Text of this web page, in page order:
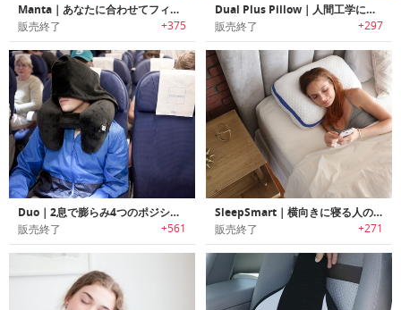
Manta｜あなたに合わせてフィットし光を完全に遮断する睡眠マスク「マンタ」
販売終了 +375
Dual Plus Pillow｜人間工学に基づいたデザインで様々な睡眠ポジションで快適に休める快眠ピロー「デュアルプラスピロー」
販売終了 +297
Duo｜2息で膨らみ4つのポジションを提供するトラベルピロー「デュオ」
販売終了 +561
SleepSmart｜横向きに寝る人のために開発された高さ調節可能なスマートピロー「スリープスマート」
販売終了 +271